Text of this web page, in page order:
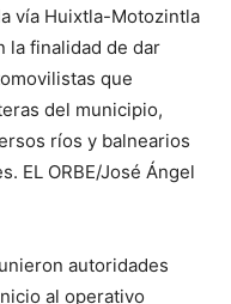
vía Huixtla-Motozintla
la finalidad de dar
que
del municipio,
ríos y balnearios
EL ORBE/José Ángel
autoridades
al operativo